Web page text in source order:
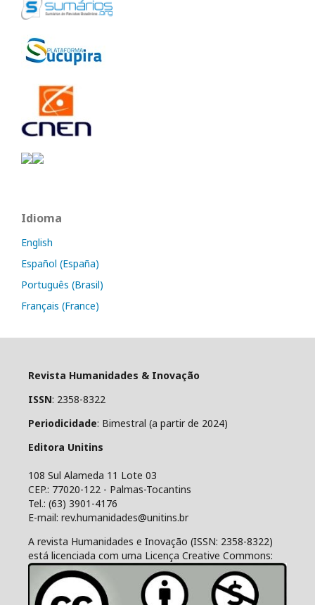
Idioma
English
Español (España)
Português (Brasil)
Français (France)
Revista Humanidades & Inovação
ISSN: 2358-8322
Periodicidade: Bimestral (a partir de 2024)
Editora Unitins
108 Sul Alameda 11 Lote 03
CEP.: 77020-122 - Palmas-Tocantins
Tel.: (63) 3901-4176
E-mail: rev.humanidades@unitins.br
A revista Humanidades e Inovação (ISSN: 2358-8322)
está licenciada com uma Licença Creative Commons: